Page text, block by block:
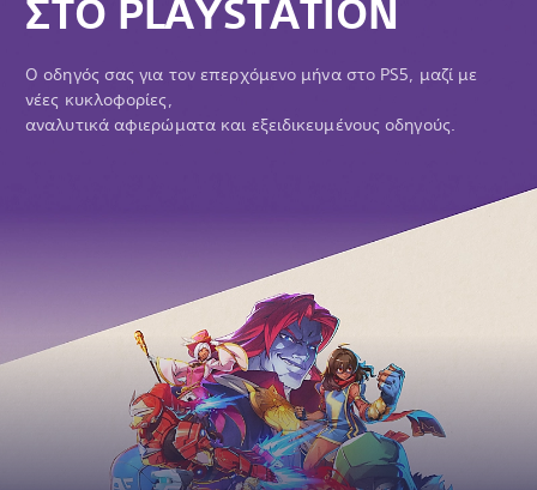
ΣΤΟ PLAYSTATION
Ο οδηγός σας για τον επερχόμενο μήνα στο PS5, μαζί με
νέες κυκλοφορίες,
αναλυτικά αφιερώματα και εξειδικευμένους οδηγούς.